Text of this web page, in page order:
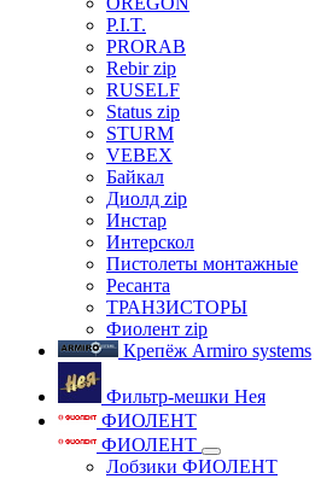
P.I.T.
PRORAB
Rebir zip
RUSELF
Status zip
STURM
VEBEX
Байкал
Диолд zip
Инстар
Интерскол
Пистолеты монтажные
Ресанта
ТРАНЗИСТОРЫ
Фиолент zip
Крепёж Armiro systems
Фильтр-мешки Нея
ФИОЛЕНТ
ФИОЛЕНТ
Лобзики ФИОЛЕНТ